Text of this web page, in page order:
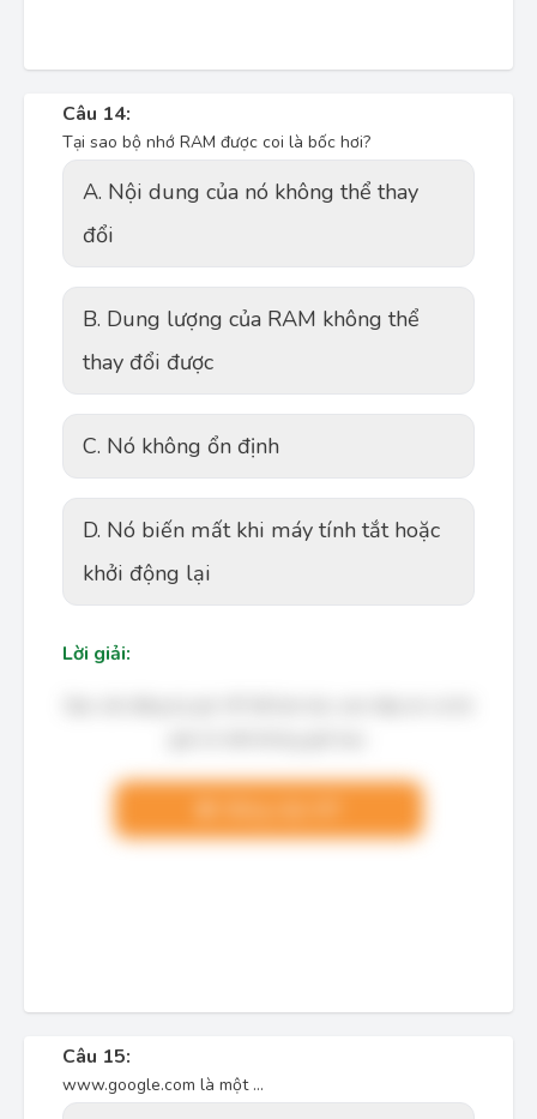
Câu 14:
Tại sao bộ nhớ RAM được coi là bốc hơi?
A. Nội dung của nó không thể thay
đổi
B. Dung lượng của RAM không thể
thay đổi được
C. Nó không ổn định
D. Nó biến mất khi máy tính tắt hoặc
khởi động lại
Lời giải:
Câu 15:
www.google.com là một ...